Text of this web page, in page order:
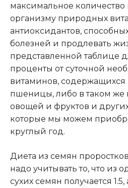
максимальное
организму природных
антиоксидантов,
болезней и продлевать
представленной таблице
проценты от суточной
витаминов, содержащихся
пшеницы, либо в таком же
овощей и фруктов и
которые мы можем
круглый год.
Диета из семян
надо учитывать то, что из
сухих семян получается